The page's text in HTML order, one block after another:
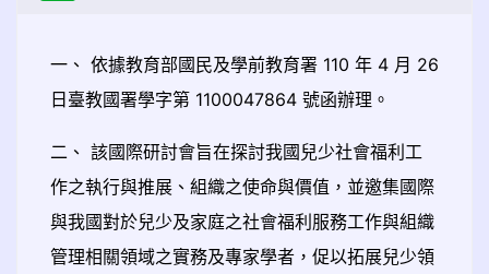
一、 依據教育部國民及學前教育署 110 年 4 月 26
日臺教國署學字第 1100047864 號函辦理。
二、 該國際研討會旨在探討我國兒少社會福利工
作之執行與推展、組織之使命與價值，並邀集國際
與我國對於兒少及家庭之社會福利服務工作與組織
管理相關領域之實務及專家學者，促以拓展兒少領